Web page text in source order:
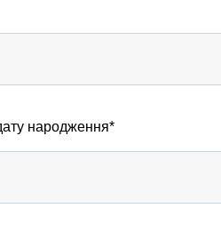
народження*